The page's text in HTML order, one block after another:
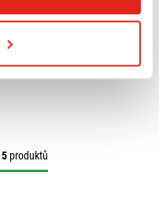
5produktů